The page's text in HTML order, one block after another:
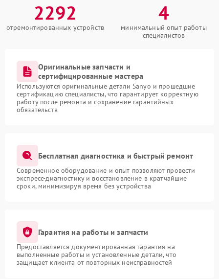
2292
отремонтированных устройств
4
минимальный опыт работы
специалистов
Оригинальные запчасти и
сертифицированные мастера
Используются оригинальные детали Sanyo и прошедшие
сертификацию специалисты, что гарантирует корректную
работу после ремонта и сохранение гарантийных
обязательств
Бесплатная диагностика и быстрый ремонт
Современное оборудование и опыт позволяют провести
экспресс-диагностику и восстановление в кратчайшие
сроки, минимизируя время без устройства
Гарантия на работы и запчасти
Предоставляется документированная гарантия на
выполненные работы и установленные детали, что
защищает клиента от повторных неисправностей